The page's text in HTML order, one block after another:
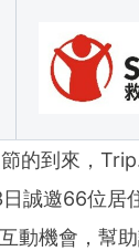
Newswire
and
and social
distribution
world. PR
的到來，
日誠邀66位居
動機會，幫